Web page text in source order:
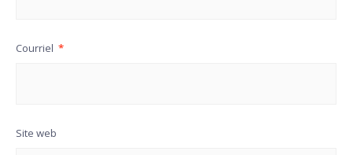
Courriel *
Site web